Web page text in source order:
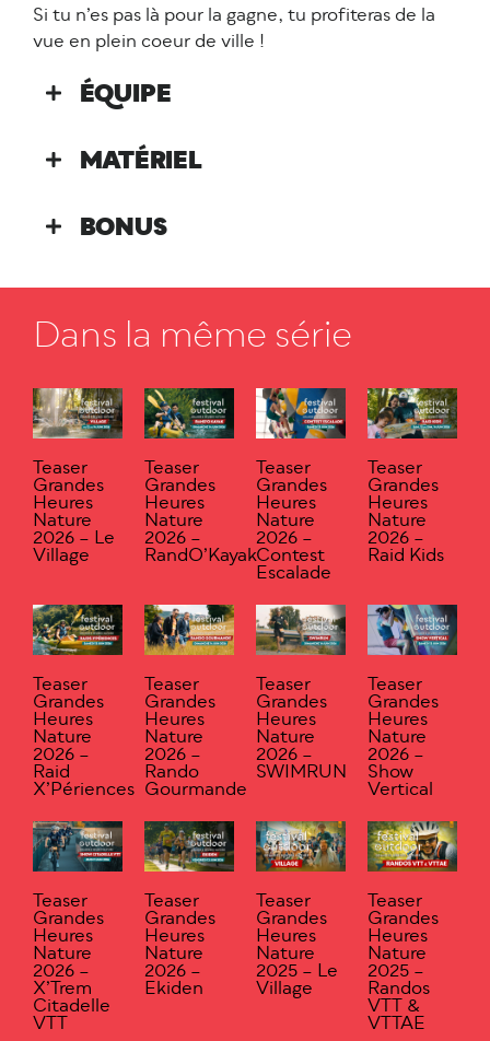
Si tu n’es pas là pour la gagne, tu profiteras de la
vue en plein coeur de ville !
ÉQUIPE
MATÉRIEL
BONUS
Dans la même série
Teaser
Grandes
Heures
Nature
2026 – Le
Village
Teaser
Grandes
Heures
Nature
2026 –
RandO’Kayak
Teaser
Grandes
Heures
Nature
2026 –
Contest
Escalade
Teaser
Grandes
Heures
Nature
2026 –
Raid Kids
Teaser
Grandes
Heures
Nature
2026 –
Raid
X’Périences
Teaser
Grandes
Heures
Nature
2026 –
Rando
Gourmande
Teaser
Grandes
Heures
Nature
2026 –
SWIMRUN
Teaser
Grandes
Heures
Nature
2026 –
Show
Vertical
Teaser
Grandes
Heures
Nature
2026 –
X’Trem
Citadelle
VTT
Teaser
Grandes
Heures
Nature
2026 –
Ekiden
Teaser
Grandes
Heures
Nature
2025 – Le
Village
Teaser
Grandes
Heures
Nature
2025 –
Randos
VTT &
VTTAE